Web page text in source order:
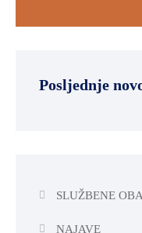
Posljednje
SLUŽBENE
NAJAVE